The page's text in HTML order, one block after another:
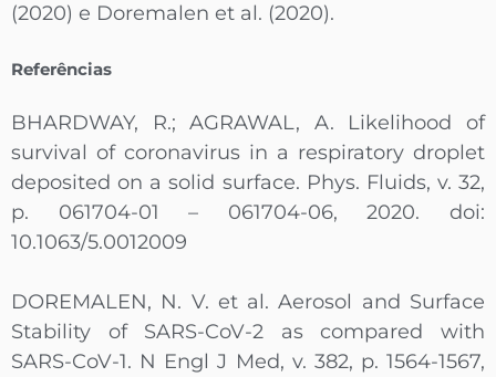
(2020) e Doremalen et al. (2020).
Referências
BHARDWAY, R.; AGRAWAL, A. Likelihood of
survival of coronavirus in a respiratory droplet
deposited on a solid surface. Phys. Fluids, v. 32,
p. 061704-01 – 061704-06, 2020. doi:
10.1063/5.0012009
DOREMALEN, N. V. et al. Aerosol and Surface
Stability of SARS-CoV-2 as compared with
SARS-CoV-1. N Engl J Med, v. 382, p. 1564-1567,